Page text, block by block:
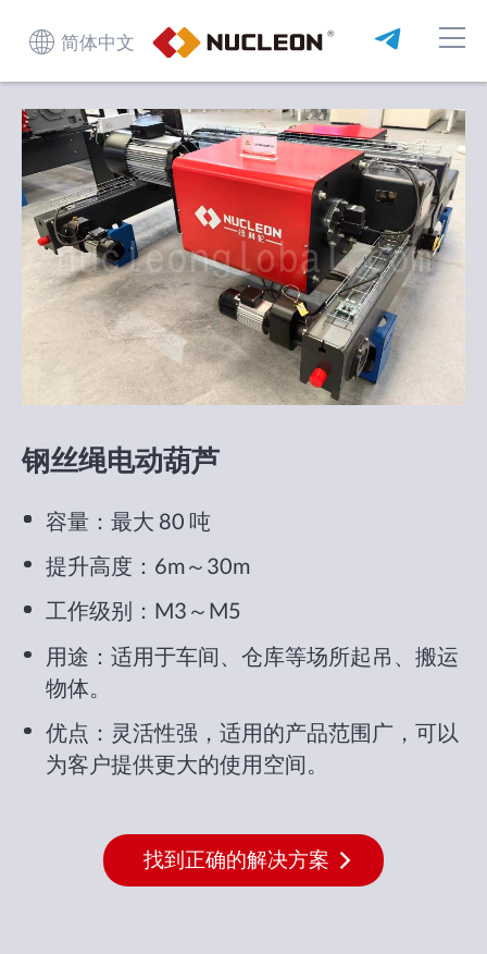
简体中文
钢丝绳电动葫芦
容量：最大 80 吨
提升高度：6m～30m
工作级别：M3～M5
用途：适用于车间、仓库等场所起吊、搬运
物体。
优点：灵活性强，适用的产品范围广，可以
为客户提供更大的使用空间。
找到正确的解决方案